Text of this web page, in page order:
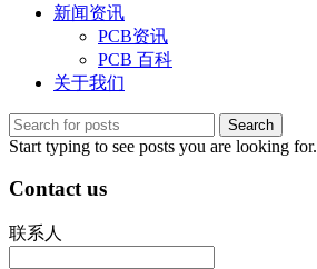
新闻资讯
PCB资讯
PCB 百科
关于我们
Search
Start typing to see posts you are looking for.
Contact us
联系人